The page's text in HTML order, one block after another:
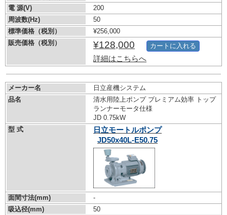
電 源(V)
200
周波数(Hz)
50
標準価格（税別）
¥256,000
販売価格（税別）
¥128,000
詳細はこちらへ
カートに入れる
メーカー名
日立産機システム
品名
清水用陸上ポンプ プレミアム効率 トップ
ランナーモータ仕様
JD 0.75kW
型 式
日立モートルポンプ
JD50x40L-E50.75
面間寸法(mm)
-
吸込径(mm)
50